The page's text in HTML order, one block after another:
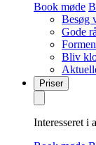
Book møde
Besøg
Gode
Bliv
Priser
Interesseret i